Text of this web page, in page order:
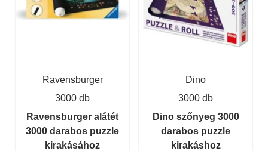
Ravensburger
3000 db
Ravensburger alátét
3000 darabos puzzle
kirakásához
Dino
3000 db
Dino szőnyeg 3000
darabos puzzle
kirakáshoz